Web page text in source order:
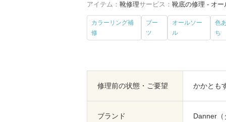
アイテム： 靴修理サービス： 靴底の修理 - オ
カラーリング補
修
ブー
ツ
オールソー
ル
色
ち
修理前の状態・ご要望 かかとも
ブランド Danner（